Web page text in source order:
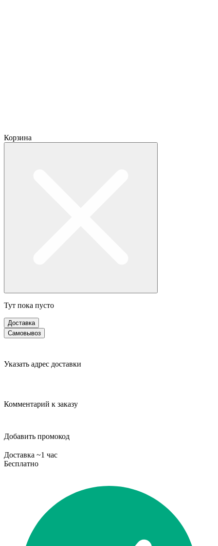
Корзина
Тут пока пусто
Доставка
Самовывоз
Указать адрес доставки
Комментарий к заказу
Добавить промокод
Доставка ~1 час
Бесплатно